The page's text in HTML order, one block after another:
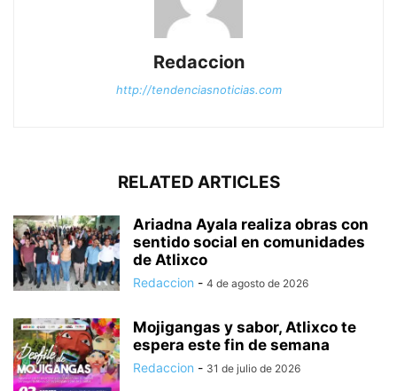
Redaccion
http://tendenciasnoticias.com
RELATED ARTICLES
Ariadna Ayala realiza obras con
sentido social en comunidades
de Atlixco
Redaccion - 4 de agosto de 2026
Mojigangas y sabor, Atlixco te
espera este fin de semana
Redaccion - 31 de julio de 2026